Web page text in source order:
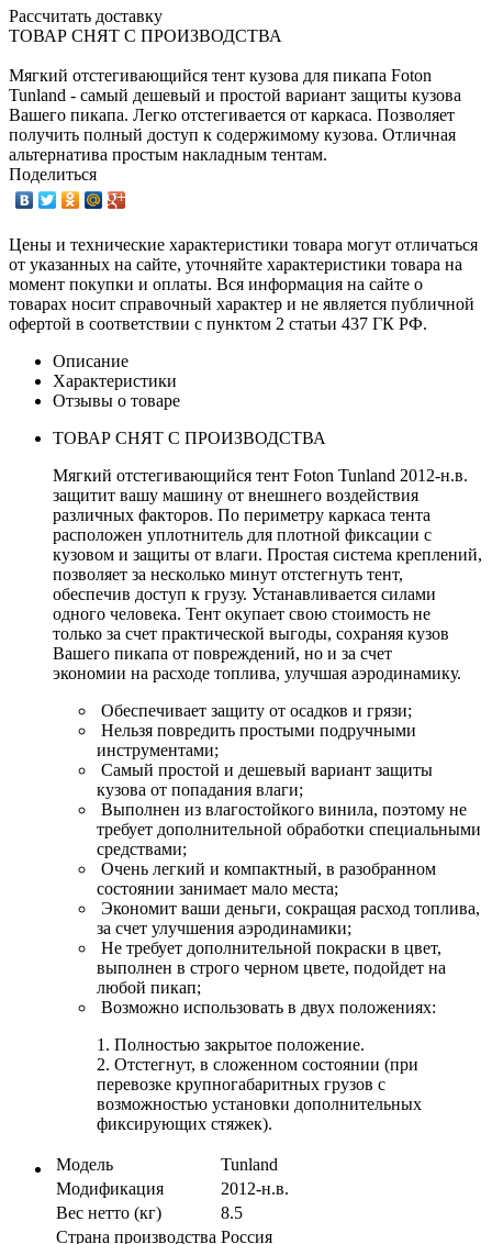
Рассчитать доставку
ТОВАР СНЯТ С ПРОИЗВОДСТВА
Мягкий отстегивающийся тент кузова для пикапа Foton
Tunland - самый дешевый и простой вариант защиты кузова
Вашего пикапа. Легко отстегивается от каркаса. Позволяет
получить полный доступ к содержимому кузова. Отличная
альтернатива простым накладным тентам.
Поделиться
Цены и технические характеристики товара могут отличаться
от указанных на сайте, уточняйте характеристики товара на
момент покупки и оплаты. Вся информация на сайте о
товарах носит справочный характер и не является публичной
офертой в соответствии с пунктом 2 статьи 437 ГК РФ.
Описание
Характеристики
Отзывы о товаре
ТОВАР СНЯТ С ПРОИЗВОДСТВА
Мягкий отстегивающийся тент Foton Tunland 2012-н.в.
защитит вашу машину от внешнего воздействия
различных факторов. По периметру каркаса тента
расположен уплотнитель для плотной фиксации с
кузовом и защиты от влаги. Простая система креплений,
позволяет за несколько минут отстегнуть тент,
обеспечив доступ к грузу. Устанавливается силами
одного человека. Тент окупает свою стоимость не
только за счет практической выгоды, сохраняя кузов
Вашего пикапа от повреждений, но и за счет
экономии на расходе топлива, улучшая аэродинамику.
Обеспечивает защиту от осадков и грязи;
Нельзя повредить простыми подручными
инструментами;
Самый простой и дешевый вариант защиты
кузова от попадания влаги;
Выполнен из влагостойкого винила, поэтому не
требует дополнительной обработки специальными
средствами;
Очень легкий и компактный, в разобранном
состоянии занимает мало места;
Экономит ваши деньги, сокращая расход топлива,
за счет улучшения аэродинамики;
Не требует дополнительной покраски в цвет,
выполнен в строго черном цвете, подойдет на
любой пикап;
Возможно использовать в двух положениях:
1. Полностью закрытое положение.
2. Отстегнут, в сложенном состоянии (при
перевозке крупногабаритных грузов с
возможностью установки дополнительных
фиксирующих стяжек).
Модель
Tunland
Модификация
2012-н.в.
Вес нетто (кг)
8.5
Страна производства Россия